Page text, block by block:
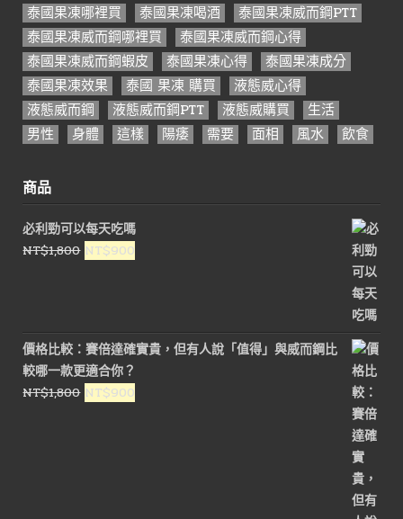
泰國果凍哪裡買
泰國果凍喝酒
泰國果凍威而鋼PTT
泰國果凍威而鋼哪裡買
泰國果凍威而鋼心得
泰國果凍威而鋼蝦皮
泰國果凍心得
泰國果凍成分
泰國果凍效果
泰國 果凍 購買
液態威心得
液態威而鋼
液態威而鋼PTT 液態威購買
生活
男性
身體 這樣 陽痿 需要 面相 風水 飲食
商品
必利勁可以每天吃嗎
NT$1,800 原
NT$1,800。
NT$900
NT$900。
價格比較：賽倍達確實貴，但有人說「值得」與威而鋼比
較哪一款更適合你？
NT$1,800 原
NT$900